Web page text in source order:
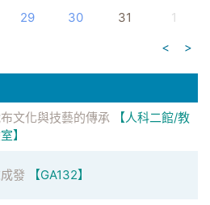
29 30 31
1
<
>
文化與技藝的傳承
【人科二館/教
】
發 【GA132】